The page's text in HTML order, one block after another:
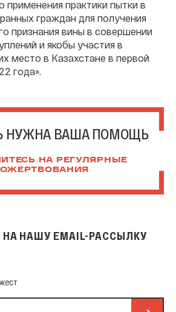
применения практики пытки в
граждан для получения
признания вины в совершении
и якобы участия в
место в Казахстане в первой
года».
НУЖНА ВАША ПОМОЩЬ
НА РЕГУЛЯРНЫЕ
НАШУ EMAIL-РАССЫЛКУ
рассылку